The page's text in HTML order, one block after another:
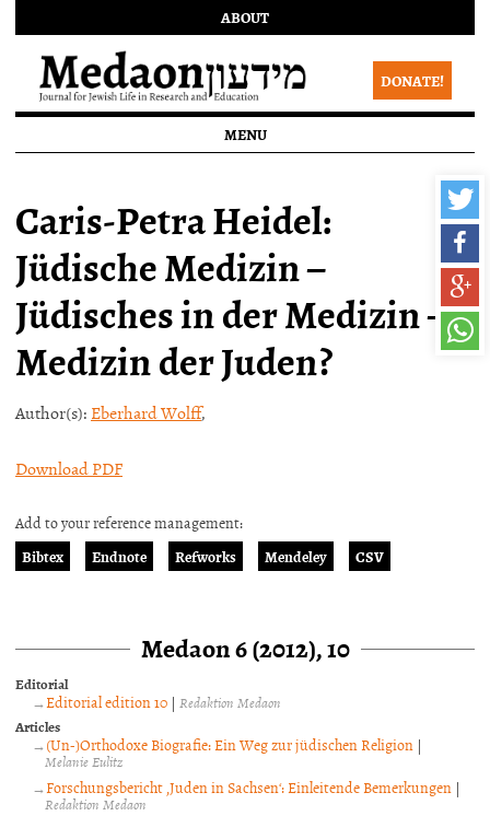
ABOUT
DONATE!
MENU
Caris-Petra Heidel:
Jüdische Medizin –
Jüdisches in der Medizin –
Medizin der Juden?
Author(s): Eberhard Wolff,
Download PDF
Add to your reference management:
Bibtex
Endnote Refworks Mendeley CSV
Medaon 6 (2012), 10
Editorial
Editorial edition 10 |Redaktion Medaon
Articles
(Un-)Orthodoxe Biografie: Ein Weg zur jüdischen Religion |
Melanie Eulitz
Forschungsbericht ‚Juden in Sachsen‘: Einleitende Bemerkungen |
Redaktion Medaon